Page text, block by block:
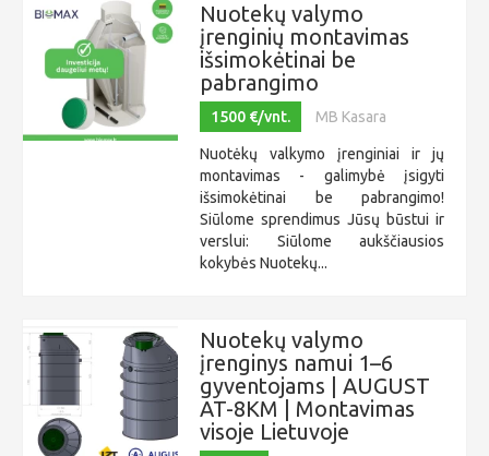
Nuotekų valymo
įrenginių montavimas
išsimokėtinai be
pabrangimo
1500 €/vnt. MB Kasara
Nuotėkų valkymo įrenginiai ir jų
montavimas - galimybė įsigyti
išsimokėtinai be pabrangimo!
Siūlome sprendimus Jūsų būstui ir
verslui: Siūlome aukščiausios
kokybės Nuotekų...
Nuotekų valymo
įrenginys namui 1–6
gyventojams | AUGUST
AT-8KM | Montavimas
visoje Lietuvoje